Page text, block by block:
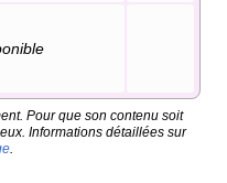
Pour que son contenu soit
Informations détaillées sur